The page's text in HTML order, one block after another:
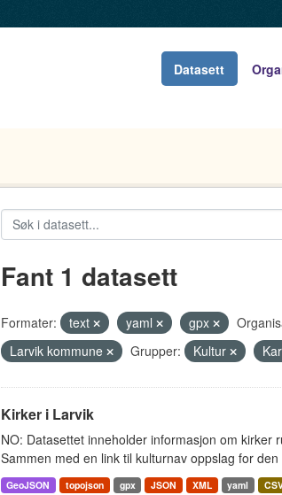
Datasett
Fant 1 datasett
Formater: text yaml gpx
Larvik kommune
Grupper: Kultur
Kirker i Larvik
NO: Datasettet inneholder informasjon om
Sammen med en link til kulturnav oppslag for den
GeoJSON topojson gpx JSON XML yaml